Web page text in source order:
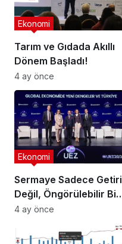
Tarım ve Gıdada Akıllı
Dönem Başladı!
Ekonomi
4 ay önce
Sermaye Sadece Getiri
Değil, Öngörülebilir Bir
Ortam Arıyor
Ekonomi
4 ay önce